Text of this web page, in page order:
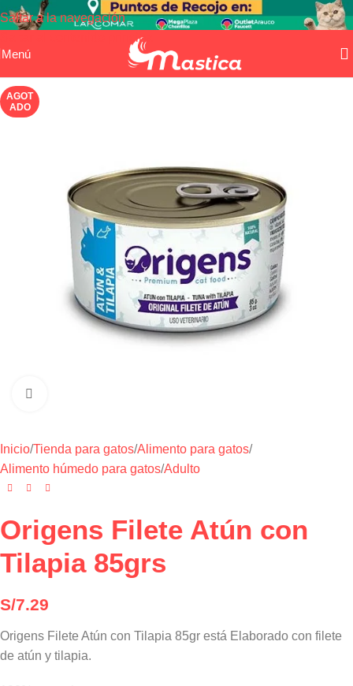
Saltar a la navegación
Saltar al contenido principal
Menú
AGOT
ADO
Inicio/Tienda para gatos/Alimento para gatos/
Alimento húmedo para gatos/Adulto
Origens Filete Atún con
Tilapia 85grs
S/7.29
Origens Filete Atún con Tilapia 85gr está Elaborado con filete
de atún y tilapia.